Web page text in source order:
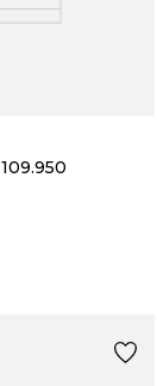
109.950